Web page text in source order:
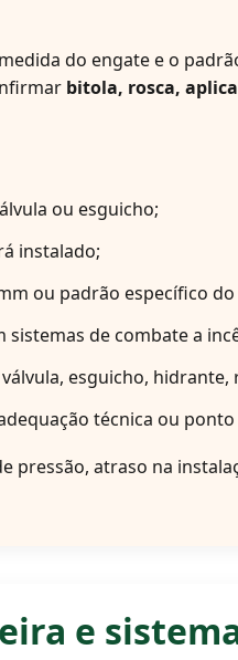
do engate e o
bitola, rosca,
ou esguicho;
instalado;
ou padrão específico do
de combate a
esguicho, hidrante,
técnica ou ponto
pressão, atraso na
e